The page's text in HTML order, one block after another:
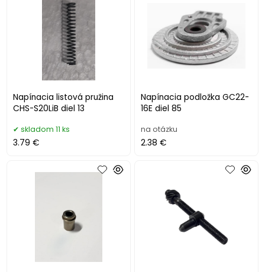
Napínacia listová pružina
CHS-S20LiB diel 13
skladom 11 ks
3.79 €
Napínacia podložka GC22-
16E diel 85
na otázku
2.38 €